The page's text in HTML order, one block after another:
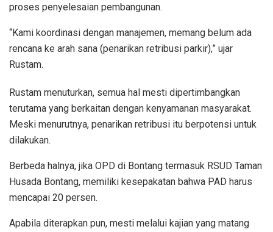
proses penyelesaian pembangunan.
“Kami koordinasi dengan manajemen, memang belum ada
rencana ke arah sana (penarikan retribusi parkir),” ujar
Rustam.
Rustam menuturkan, semua hal mesti dipertimbangkan
terutama yang berkaitan dengan kenyamanan masyarakat.
Meski menurutnya, penarikan retribusi itu berpotensi untuk
dilakukan.
Berbeda halnya, jika OPD di Bontang termasuk RSUD Taman
Husada Bontang, memiliki kesepakatan bahwa PAD harus
mencapai 20 persen.
Apabila diterapkan pun, mesti melalui kajian yang matang